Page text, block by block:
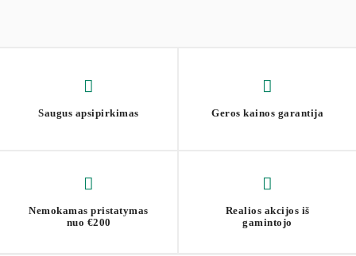
Saugus apsipirkimas Geros kainos garantija
Nemokamas pristatymas
nuo €200
Realios akcijos iš
gamintojo